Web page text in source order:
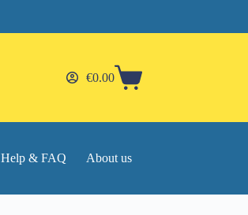
Shopping
€0.00
Help & FAQ About us